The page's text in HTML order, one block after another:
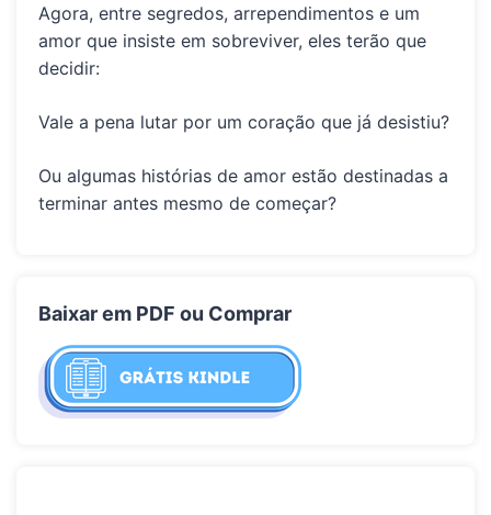
Agora, entre segredos, arrependimentos e um
amor que insiste em sobreviver, eles terão que
decidir:
Vale a pena lutar por um coração que já desistiu?
Ou algumas histórias de amor estão destinadas a
terminar antes mesmo de começar?
Baixar em PDF ou Comprar